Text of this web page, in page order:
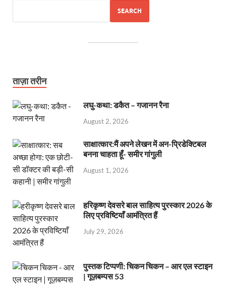
SEARCH
ताज़ा तरीन
लघु-कथा: डकैत – गजानन रैना
August 2, 2026
साक्षात्कार:मैं अपने लेखन में अन-प्रिडेक्टिबल
बनना चाहता हूँ- समीर गांगुली
August 1, 2026
हरिकृष्ण देवसरे बाल साहित्य पुरस्कार 2026 के
लिए प्रविष्टियाँ आमंत्रित हैं
July 29, 2026
पुस्तक टिप्पणी: चिकन चिकन – आर एल स्टाइन
| गूज़बम्पस 53